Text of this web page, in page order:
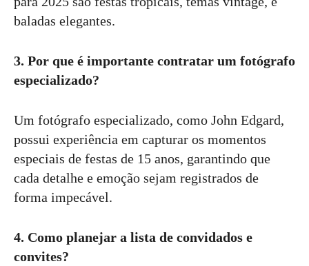
baladas elegantes.
3. Por que é importante contratar um fotógrafo
especializado?
Um fotógrafo especializado, como John Edgard,
possui experiência em capturar os momentos
especiais de festas de 15 anos, garantindo que
cada detalhe e emoção sejam registrados de
forma impecável.
4. Como planejar a lista de convidados e
convites?